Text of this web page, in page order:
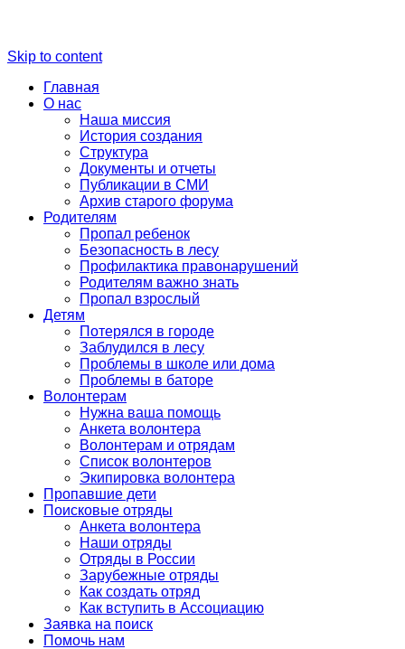
Skip to content
Главная
О нас
Наша миссия
История создания
Структура
Документы и отчеты
Публикации в СМИ
Архив старого форума
Родителям
Пропал ребенок
Безопасность в лесу
Профилактика правонарушений
Родителям важно знать
Пропал взрослый
Детям
Потерялся в городе
Заблудился в лесу
Проблемы в школе или дома
Проблемы в баторе
Волонтерам
Нужна ваша помощь
Анкета волонтера
Волонтерам и отрядам
Список волонтеров
Экипировка волонтера
Пропавшие дети
Поисковые отряды
Анкета волонтера
Наши отряды
Отряды в России
Зарубежные отряды
Как создать отряд
Как вступить в Ассоциацию
Заявка на поиск
Помочь нам